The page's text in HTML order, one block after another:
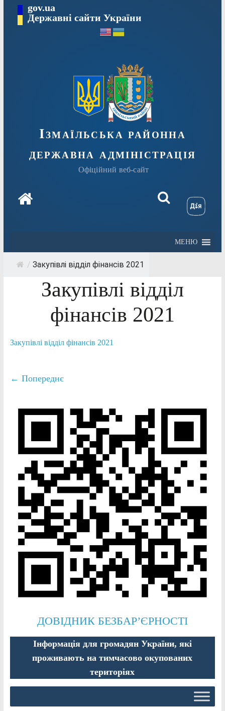
вмісту
gov.ua
Державні сайти України
Ізмаїльська районна
державна адміністрація
Офіційний веб-сайт
МЕНЮ
/ Закупівлі відділ фінансів 2021
Закупівлі відділ
фінансів 2021
Закупівлі відділ фінансів 2021
← Попереднє
ДОВІДНИК БЕЗБАР’ЄРНОСТІ
Інформація для громадян України, які
проживають на тимчасово окупованих
територіях